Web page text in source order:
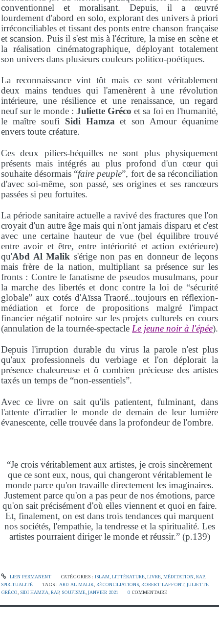
conventionnel et moralisant. Depuis, il a œuvré
lourdement d'abord en solo, explorant des univers à priori
irréconciliables et tissant des ponts entre chanson française
et scansion. Puis il s'est mis à l'écriture, la mise en scène et
la réalisation cinématographique, déployant totalement
son univers dans plusieurs couleurs politico-poétiques.
La reconnaissance vint tôt mais ce sont véritablement
deux mains tendues qui l'amenèrent à une révolution
intérieure, une résilience et une renaissance, un regard
neuf sur le monde : Juliette Gréco et sa foi en l'humanité,
le maître soufi Sidi Hamzaet son Amour équanime
envers toute créature.
Ces deux piliers-béquilles ne sont plus physiquement
présents mais intégrés au plus profond d'un cœur qui
souhaite désormais “faire peuple”, fort de sa réconciliation
d'avec soi-même, son passé, ses origines et ses rancœurs
passées si peu fortuites.
La période sanitaire actuelle a ravivé des fractures que l'on
croyait d'un autre âge mais qui n'ont jamais disparu et c'est
avec une certaine hauteur de vue (bel équilibre trouvé
entre avoir et être, entre intériorité et action extérieure)
qu'Abd Al Malik s'érige non pas en donneur de leçons
mais frère de la nation, multipliant sa présence sur les
fronts : Contre le fanatisme de pseudos musulmans, pour
la marche des libertés et donc contre la loi de “sécurité
globale” aux cotés d'Aïssa Traoré...toujours en réflexion-
médiation et force de propositions malgré l'impact
financier négatif notoire sur les projets culturels en cours
(annulation de la tournée-spectacle Le jeune noir à l'épée).
Depuis l'irruption durable du virus la parole n'est plus
qu'aux professionnels du verbiage et l'on déplorait la
présence chaleureuse et ô combien précieuse des artistes
taxés un temps de “non-essentiels”.
Avec ce livre on sait qu'ils patientent, fulminant, dans
l'attente d'irradier le monde de demain de leur lumière
évanescente, celle trouvée dans la profondeur de l'ombre.
“Je crois véritablement aux artistes, je crois sincèrement
que ce sont eux, nous, qui changeront véritablement le
monde parce qu'on travaille directement les imaginaires.
Justement parce qu'on a pas peur de nos émotions, parce
qu'on sait précisément d'où elles viennent et quoi en faire.
Et, finalement, on est dans trois tendances qui marquent
nos sociétés, l'empathie, la tendresse et la spiritualité. Les
artistes pourraient diriger le monde et réussir.” (p.139)
LIEN PERMANENT CATÉGORIES : ISLAM, LITTÉRATURE, LIVRE, MÉDITATION, RAP,
SPIRITUALITÉ
TAGS :ABD AL MALIK,RÉCONCILIATIONS,ROBERT LAFFONT,JULIETTE
GRÉCO, SIDI HAMZA, RAP, SOUFISME, JANVIER 2021 0 COMMENTAIRE